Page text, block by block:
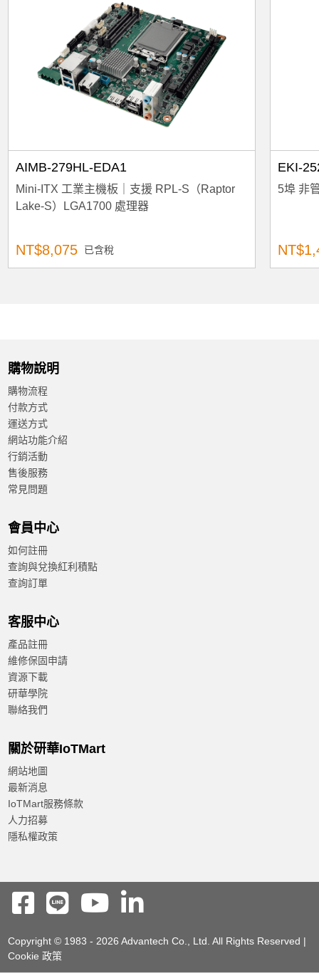
AIMB-279HL-EDA1
Mini-ITX 工業主機板｜支援 RPL-S（Raptor
Lake-S）LGA1700 處理器
NT$8,075 已含稅
EKI-
5埠 非
購物說明
購物流程
付款方式
運送方式
網站功能介紹
行銷活動
售後服務
常見問題
會員中心
如何註冊
查詢與兌換紅利積點
查詢訂單
客服中心
產品註冊
維修保固申請
資源下載
研華學院
聯絡我們
關於研華IoTMart
網站地圖
最新消息
IoTMart服務條款
人力招募
隱私權政策
Copyright © 1983 - 2026 Advantech Co., Ltd. All Rights Reserved |
Cookie 政策